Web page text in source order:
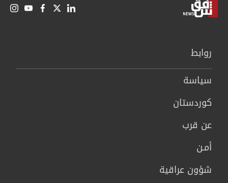
روابط
سیاسة
كوردستان
عن قرب
أمـن
شؤون عراقية